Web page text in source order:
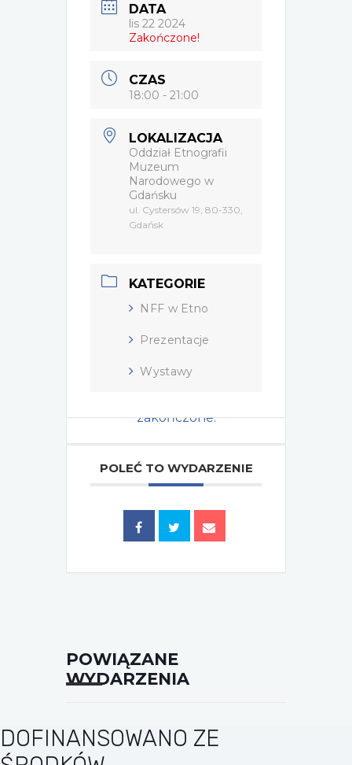
DATA
lis 22 2024
Zakończone!
CZAS
18:00 - 21:00
LOKALIZACJA
Oddział Etnografii
Muzeum
Narodowego w
Gdańsku
ul. Cystersów 19, 80-330,
Gdańsk
KATEGORIE
NFF w Etno
Prezentacje
Wystawy
zakończone.
Tagi: ,
POLEĆ TO WYDARZENIE
POWIĄZANE
WYDARZENIA
DOFINANSOWANO ZE